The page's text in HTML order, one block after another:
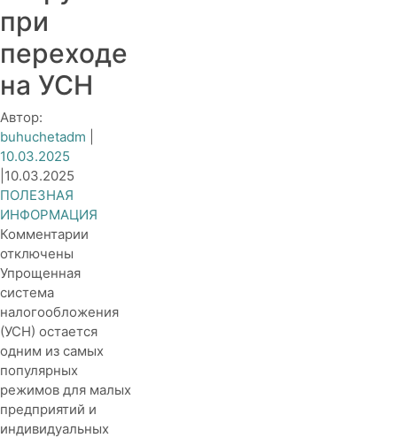
при
переходе
на УСН
Автор:
buhuchetadm
10.03.2025
10.03.2025
ПОЛЕЗНАЯ
ИНФОРМАЦИЯ
Комментарии
нагрузки
при
переходе
УСН
отключены
Упрощенная
система
налогообложения
(УСН) остается
одним из самых
популярных
режимов для малых
предприятий и
индивидуальных